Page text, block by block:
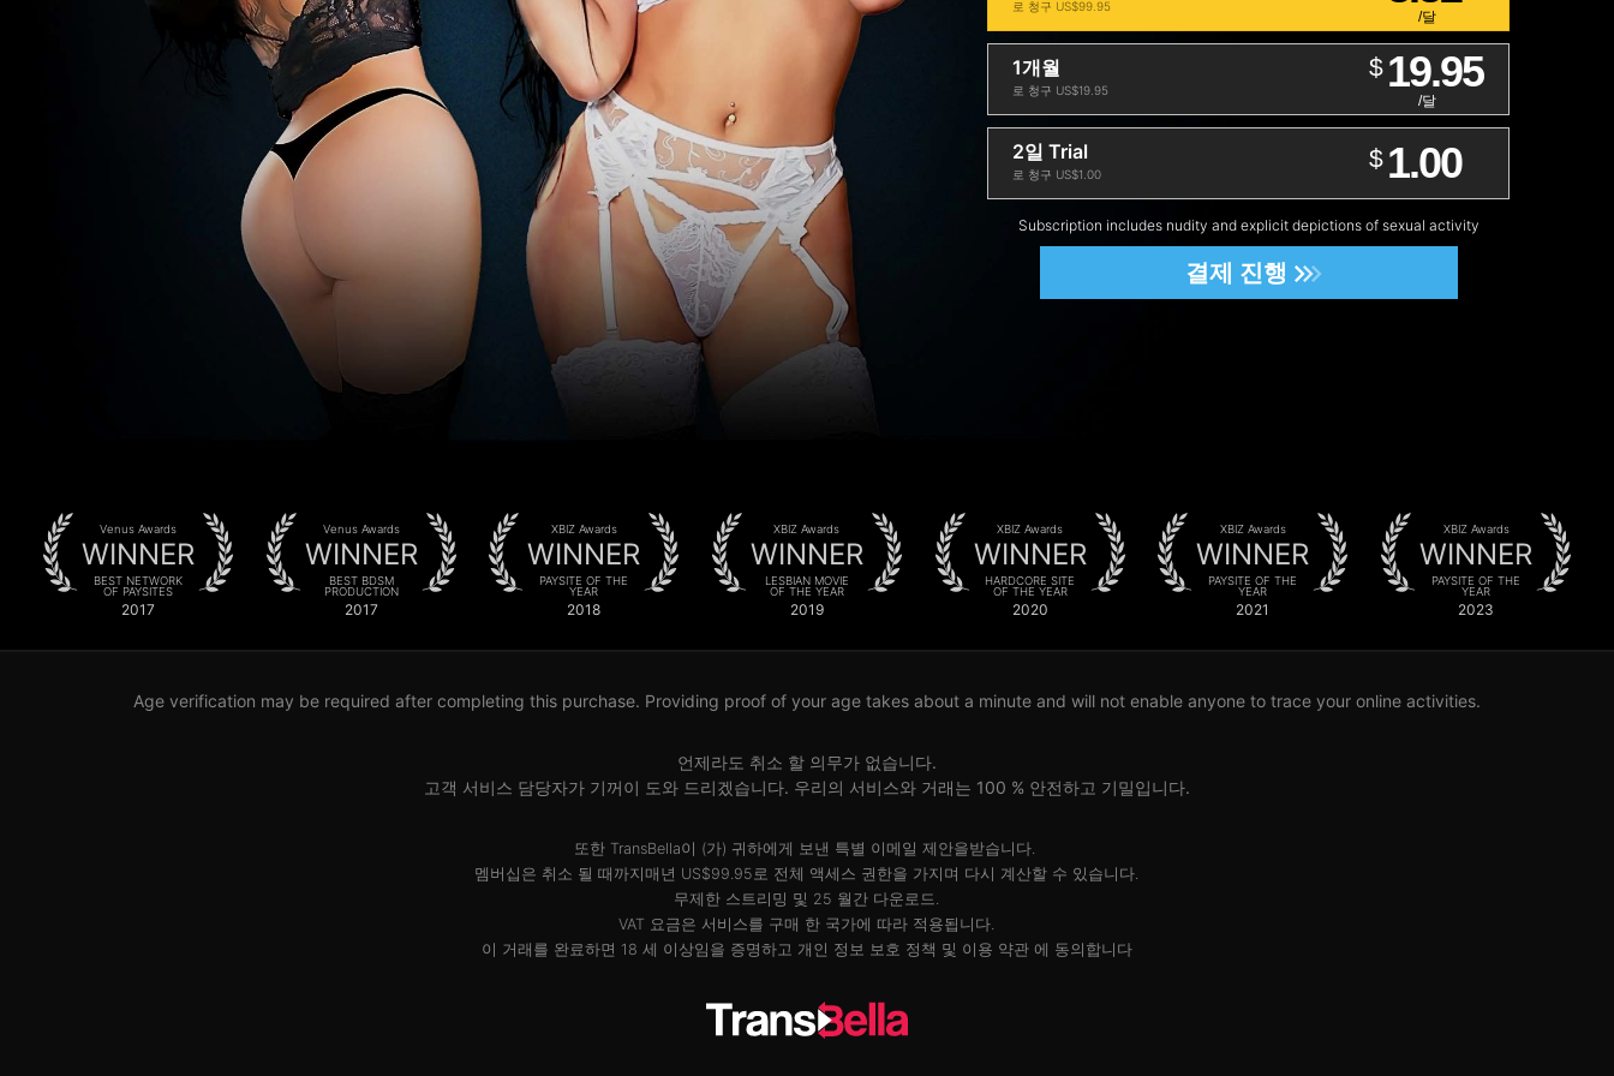
로 청구 US$99.95
/달
1개월
로 청구 US$19.95
$ 19.95
/달
2일 Trial
로 청구 US$1.00
$ 1.00
Subscription includes nudity and explicit depictions of sexual activity
결제 진행
Venus Awards
WINNER
BEST NETWORK
OF PAYSITES
2017
Venus Awards
WINNER
BEST BDSM
PRODUCTION
2017
XBIZ Awards
WINNER
PAYSITE OF THE
YEAR
2018
XBIZ Awards
WINNER
LESBIAN MOVIE
OF THE YEAR
2019
XBIZ Awards
WINNER
HARDCORE SITE
OF THE YEAR
2020
XBIZ Awards
WINNER
PAYSITE OF THE
YEAR
2021
XBIZ Awards
WINNER
PAYSITE OF THE
YEAR
2023
Age verification may be required after completing this purchase. Providing proof of your age takes about a minute and will not enable anyone to trace your online activities.
언제라도 취소 할 의무가 없습니다.
고객 서비스 담당자가 기꺼이 도와 드리겠습니다. 우리의 서비스와 거래는 100 % 안전하고 기밀입니다.
또한 TransBella이 (가) 귀하에게 보낸 특별 이메일 제안을받습니다.
멤버십은 취소 될 때까지매년 US$99.95로 전체 액세스 권한을 가지며 다시 계산할 수 있습니다.
무제한 스트리밍 및 25 월간 다운로드.
VAT 요금은 서비스를 구매 한 국가에 따라 적용됩니다.
이 거래를 완료하면 18 세 이상임을 증명하고 개인 정보 보호 정책 및 이용 약관에 동의합니다